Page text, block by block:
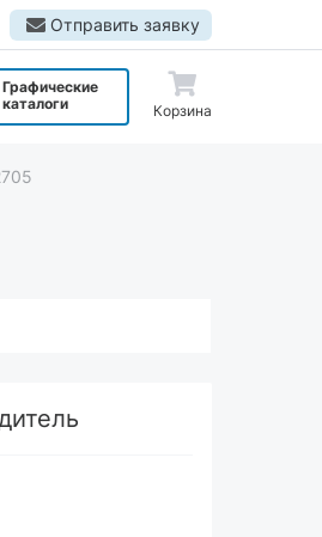
Отправить заявку
Графические
каталоги
Корзина